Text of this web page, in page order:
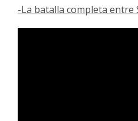
-La batalla completa entre